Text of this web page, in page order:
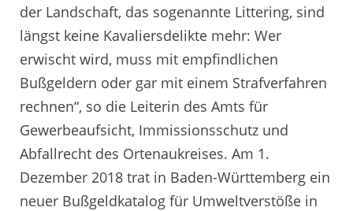
der Landschaft, das sogenannte Littering, sind
längst keine Kavaliersdelikte mehr: Wer
erwischt wird, muss mit empfindlichen
Bußgeldern oder gar mit einem Strafverfahren
rechnen“, so die Leiterin des Amts für
Gewerbeaufsicht, Immissionsschutz und
Abfallrecht des Ortenaukreises. Am 1.
Dezember 2018 trat in Baden-Württemberg ein
neuer Bußgeldkatalog für Umweltverstöße in